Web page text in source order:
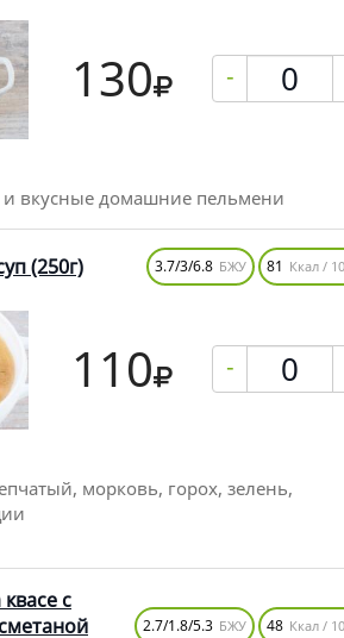
130 -
вкусные домашние пельмени
(250г) 3.7/3/6.8 БЖУ 81 Ккал /
110 -
морковь, горох, зелень,
с
2.7/1.8/5.3 БЖУ 48 Ккал /